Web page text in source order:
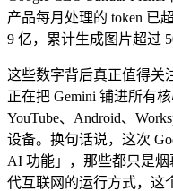
产品每月处理的 token 已
9 亿，累计生成图片超过
这些数字背后真正值得关
正在把 Gemini 铺进所有
YouTube、Android、
设备。换句话说，这次
AI 功能」，那些都只是
代互联网的运行方式，这